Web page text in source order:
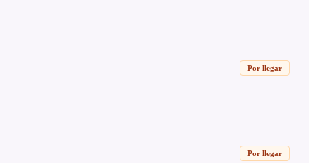
Por llegar
Por llegar